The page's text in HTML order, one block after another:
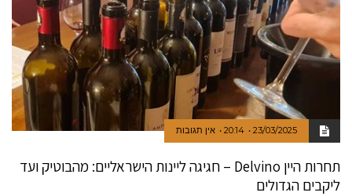
23/03/2025
20:14 אין תגובות
תחרות היין Delvino – חגיגה ליינות הישראליים: מהבוטיק ועד
ליקבים הגדולים